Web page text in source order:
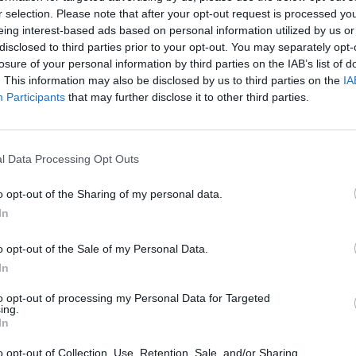
selection. Please note that after your opt-out request is processed
interest-based ads based on personal information utilized by us
to third parties prior to your opt-out. You may separately
of your personal information by third parties on the IAB’s list of
This information may also be disclosed by us to third parties on the
Participants that may further disclose it to other third parties.
Data Processing Opt Outs
opt-out of the Sharing of my personal data.
opt-out of the Sale of my Personal Data.
opt-out of processing my Personal Data for Targeted
opt-out of Collection, Use, Retention, Sale, and/or Sharing
- rajzolódik ki sajtóértesülésekből. Ezt amiatt
nyilvánosan el fog határolódni az eddig mindig
brit kizuhanás forgatókönyvétől. Mindezt May a
és utána áll majd a parlament alsóháza elé.
szemben egyhavi, az euróval szemben kétéves
felszólalásában valóban megnyitotta az utat May a
mai beszédében nyilvánosan is elhatárolódik majd a
hogy elkerülje akár tucatnyi miniszterének...
portfolio.hu hírarchívumához tartozik, melynek olvasása
tartalmazza: